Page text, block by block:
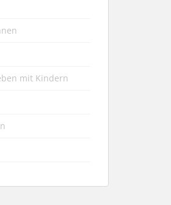
mit Kindern